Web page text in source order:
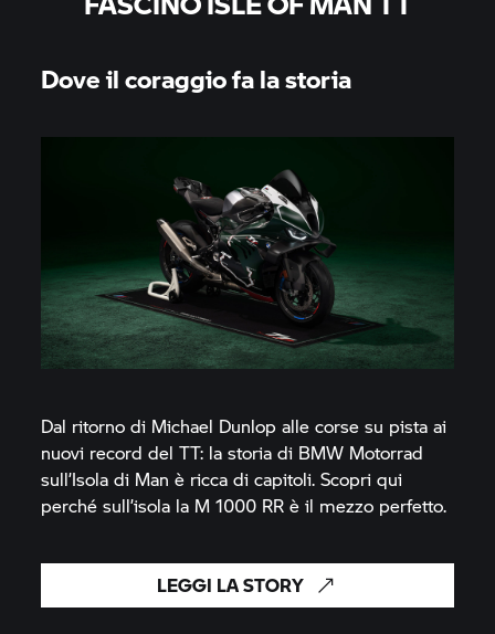
Dove il coraggio fa la storia
Dal ritorno di Michael Dunlop alle corse su pista ai
nuovi record del TT: la storia di BMW Motorrad
sull’Isola di Man è ricca di capitoli. Scopri qui
perché sull’isola la M 1000 RR è il mezzo perfetto.
LEGGI LA STORY